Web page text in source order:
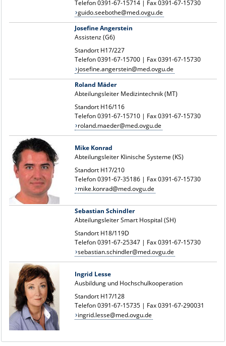
Telefon 0391-67-15714 | Fax 0391-67-15730
guido.seebothe@med.ovgu.de
Josefine Angerstein
Assistenz (G6)
Standort H17/227
Telefon 0391-67-15700 | Fax 0391-67-15730
josefine.angerstein@med.ovgu.de
Roland Mäder
Abteilungsleiter Medizintechnik (MT)
Standort H16/116
Telefon 0391-67-15710 | Fax 0391-67-15730
roland.maeder@med.ovgu.de
Mike Konrad
Abteilungsleiter Klinische Systeme (KS)
Standort H17/210
Telefon 0391-67-35186 | Fax 0391-67-15730
mike.konrad@med.ovgu.de
Sebastian Schindler
Abteilungsleiter Smart Hospital (SH)
Standort H18/119D
Telefon 0391-67-25347 | Fax 0391-67-15730
sebastian.schindler@med.ovgu.de
Ingrid Lesse
Ausbildung und Hochschulkooperation
Standort H17/128
Telefon 0391-67-15735 | Fax 0391-67-290031
ingrid.lesse@med.ovgu.de